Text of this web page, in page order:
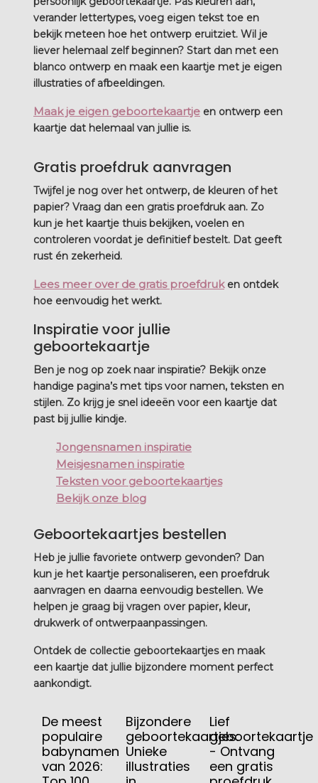
verander lettertypes, voeg eigen tekst toe en
bekijk meteen hoe het ontwerp eruitziet. Wil je
liever helemaal zelf beginnen? Start dan met een
blanco ontwerp en maak een kaartje met je eigen
illustraties of afbeeldingen.
Maak je eigen geboortekaartje en ontwerp een
kaartje dat helemaal van jullie is.
Gratis proefdruk aanvragen
Twijfel je nog over het ontwerp, de kleuren of het
papier? Vraag dan een gratis proefdruk aan. Zo
kun je het kaartje thuis bekijken, voelen en
controleren voordat je definitief bestelt. Dat geeft
rust én zekerheid.
Lees meer over de gratis proefdruken ontdek
hoe eenvoudig het werkt.
Inspiratie voor jullie
geboortekaartje
Ben je nog op zoek naar inspiratie? Bekijk onze
handige pagina’s met tips voor namen, teksten en
stijlen. Zo krijg je snel ideeën voor een kaartje dat
past bij jullie kindje.
Jongensnamen inspiratie
Meisjesnamen inspiratie
Teksten voor geboortekaartjes
Bekijk onze blog
Geboortekaartjes bestellen
Heb je jullie favoriete ontwerp gevonden? Dan
kun je het kaartje personaliseren, een proefdruk
aanvragen en daarna eenvoudig bestellen. We
helpen je graag bij vragen over papier, kleur,
drukwerk of ontwerpaanpassingen.
Ontdek de collectie geboortekaartjes en maak
een kaartje dat jullie bijzondere moment perfect
aankondigt.
De meest
populaire
babynamen
van 2026:
Bijzondere
geboortekaartjes:
Unieke
illustraties
Lief
geboortekaartje
- Ontvang
een gratis